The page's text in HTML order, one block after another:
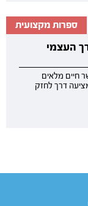
ספרות מקצועית
העצמי
חיים מלאים
דרך לחזק